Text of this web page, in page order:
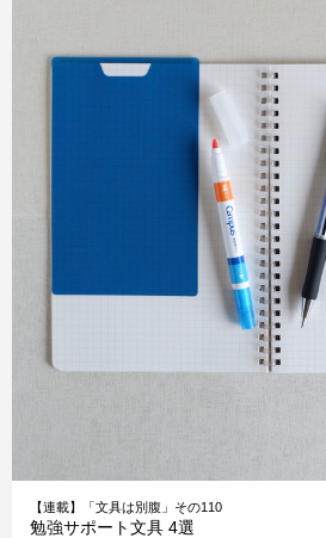
【連載】「文具は別腹」その110
勉強サポート文具 4選